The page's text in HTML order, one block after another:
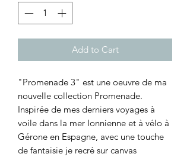
Add to Cart
"Promenade 3" est une oeuvre de ma
nouvelle collection Promenade.
Inspirée de mes derniers voyages à
voile dans la mer Ionnienne et à vélo à
Gérone en Espagne, avec une touche
de fantaisie je recré sur canvas